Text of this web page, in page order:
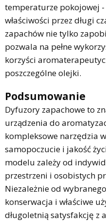
temperaturze pokojowej
właściwości przez długi
zapachów nie tylko
pozwala na pełne
korzyści
poszczególne olejki.
Podsumowanie
Dyfuzory zapachowe to
urządzenia do
kompleksowe narzędzia
samopoczucie i jakość
modelu zależy od
przestrzeni i osobistych
Niezależnie od
konserwacja i właściwe
długoletnią satysfakcję